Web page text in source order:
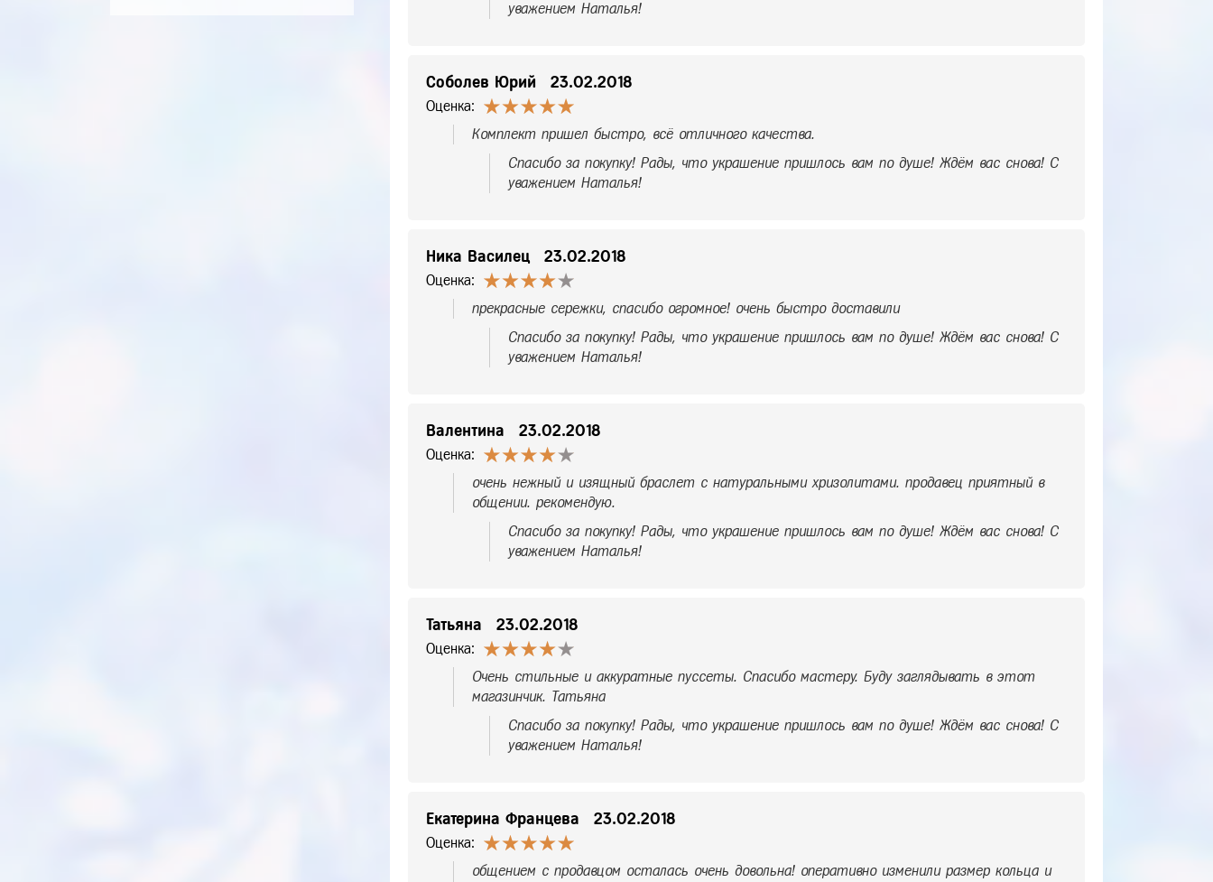
уважением Наталья!
Соболев Юрий 23.02.2018
Оценка:
Комплект пришел быстро, всё отличного качества.
Спасибо за покупку! Рады, что украшение пришлось вам по душе! Ждём вас снова! С
уважением Наталья!
Ника Василец 23.02.2018
Оценка:
прекрасные сережки, спасибо огромное! очень быстро доставили
Спасибо за покупку! Рады, что украшение пришлось вам по душе! Ждём вас снова! С
уважением Наталья!
Валентина 23.02.2018
Оценка:
очень нежный и изящный браслет с натуральными хризолитами. продавец приятный в
общении. рекомендую.
Спасибо за покупку! Рады, что украшение пришлось вам по душе! Ждём вас снова! С
уважением Наталья!
Татьяна 23.02.2018
Оценка:
Очень стильные и аккуратные пуссеты. Спасибо мастеру. Буду заглядывать в этот
магазинчик. Татьяна
Спасибо за покупку! Рады, что украшение пришлось вам по душе! Ждём вас снова! С
уважением Наталья!
Екатерина Францева 23.02.2018
Оценка:
общением с продавцом осталась очень довольна! оперативно изменили размер кольца и